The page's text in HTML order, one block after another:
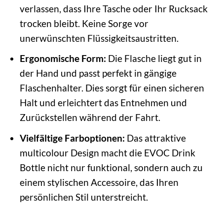
verlassen, dass Ihre Tasche oder Ihr Rucksack
trocken bleibt. Keine Sorge vor
unerwünschten Flüssigkeitsaustritten.
Ergonomische Form: Die Flasche liegt gut in
der Hand und passt perfekt in gängige
Flaschenhalter. Dies sorgt für einen sicheren
Halt und erleichtert das Entnehmen und
Zurückstellen während der Fahrt.
Vielfältige Farboptionen: Das attraktive
multicolour Design macht die EVOC Drink
Bottle nicht nur funktional, sondern auch zu
einem stylischen Accessoire, das Ihren
persönlichen Stil unterstreicht.